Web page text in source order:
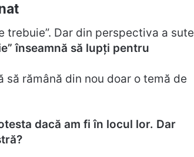
trebuie”. Dar din perspectiva a sute
înseamnă să lupți pentru
rămână din nou doar o temă de
dacă am fi în locul lor. Dar